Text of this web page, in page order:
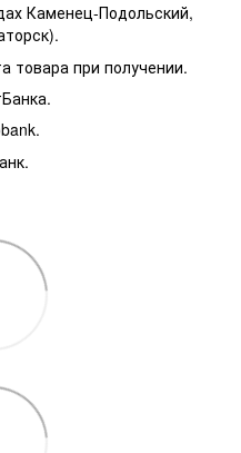
Каменец-Подольский,
товара при получении.